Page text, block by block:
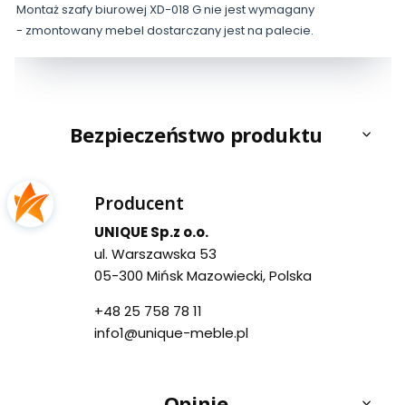
Montaż szafy biurowej XD-018 G nie jest wymagany
- zmontowany mebel dostarczany jest na palecie.
Bezpieczeństwo produktu
Producent
UNIQUE Sp.z o.o.
ul. Warszawska 53
05-300 Mińsk Mazowiecki, Polska
+48 25 758 78 11
info1@unique-meble.pl